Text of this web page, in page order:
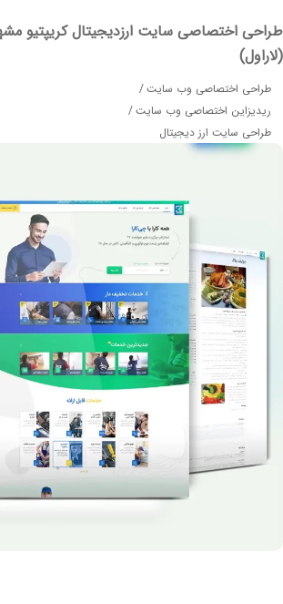
اختصاصی سایت ارزدیجیتال کریپتیو مشهد
اختصاصی وب سایت
اختصاصی وب سایت
سایت ارز دیجیتال